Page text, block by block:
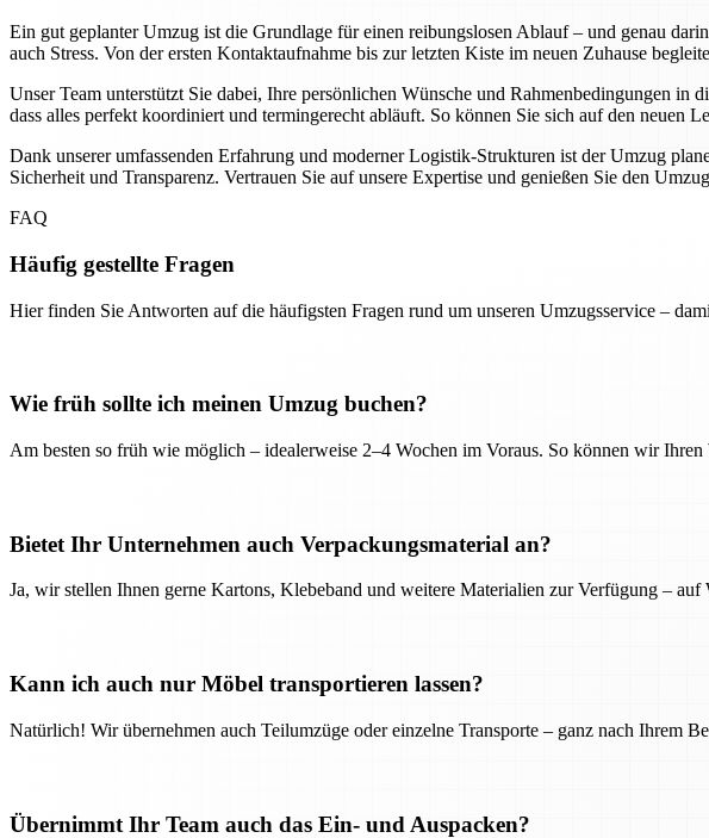
Ein gut geplanter Umzug ist die Grundlage für einen reibungslosen Ablauf – und genau
auch Stress. Von der ersten Kontaktaufnahme bis zur letzten Kiste im neuen Zuhause
Unser Team unterstützt Sie dabei, Ihre persönlichen Wünsche und Rahmenbedingungen
dass alles perfekt koordiniert und termingerecht abläuft. So können Sie sich auf den neuen
Dank unserer umfassenden Erfahrung und moderner Logistik-Strukturen ist der Umzug
Sicherheit und Transparenz. Vertrauen Sie auf unsere Expertise und genießen Sie den
FAQ
Häufig gestellte Fragen
Hier finden Sie Antworten auf die häufigsten Fragen rund um unseren Umzugsservice –
Wie früh sollte ich meinen Umzug buchen?
Am besten so früh wie möglich – idealerweise 2–4 Wochen im Voraus. So können wir
Bietet Ihr Unternehmen auch Verpackungsmaterial an?
Ja, wir stellen Ihnen gerne Kartons, Klebeband und weitere Materialien zur Verfügung –
Kann ich auch nur Möbel transportieren lassen?
Natürlich! Wir übernehmen auch Teilumzüge oder einzelne Transporte – ganz nach Ihrem
Übernimmt Ihr Team auch das Ein- und Auspacken?